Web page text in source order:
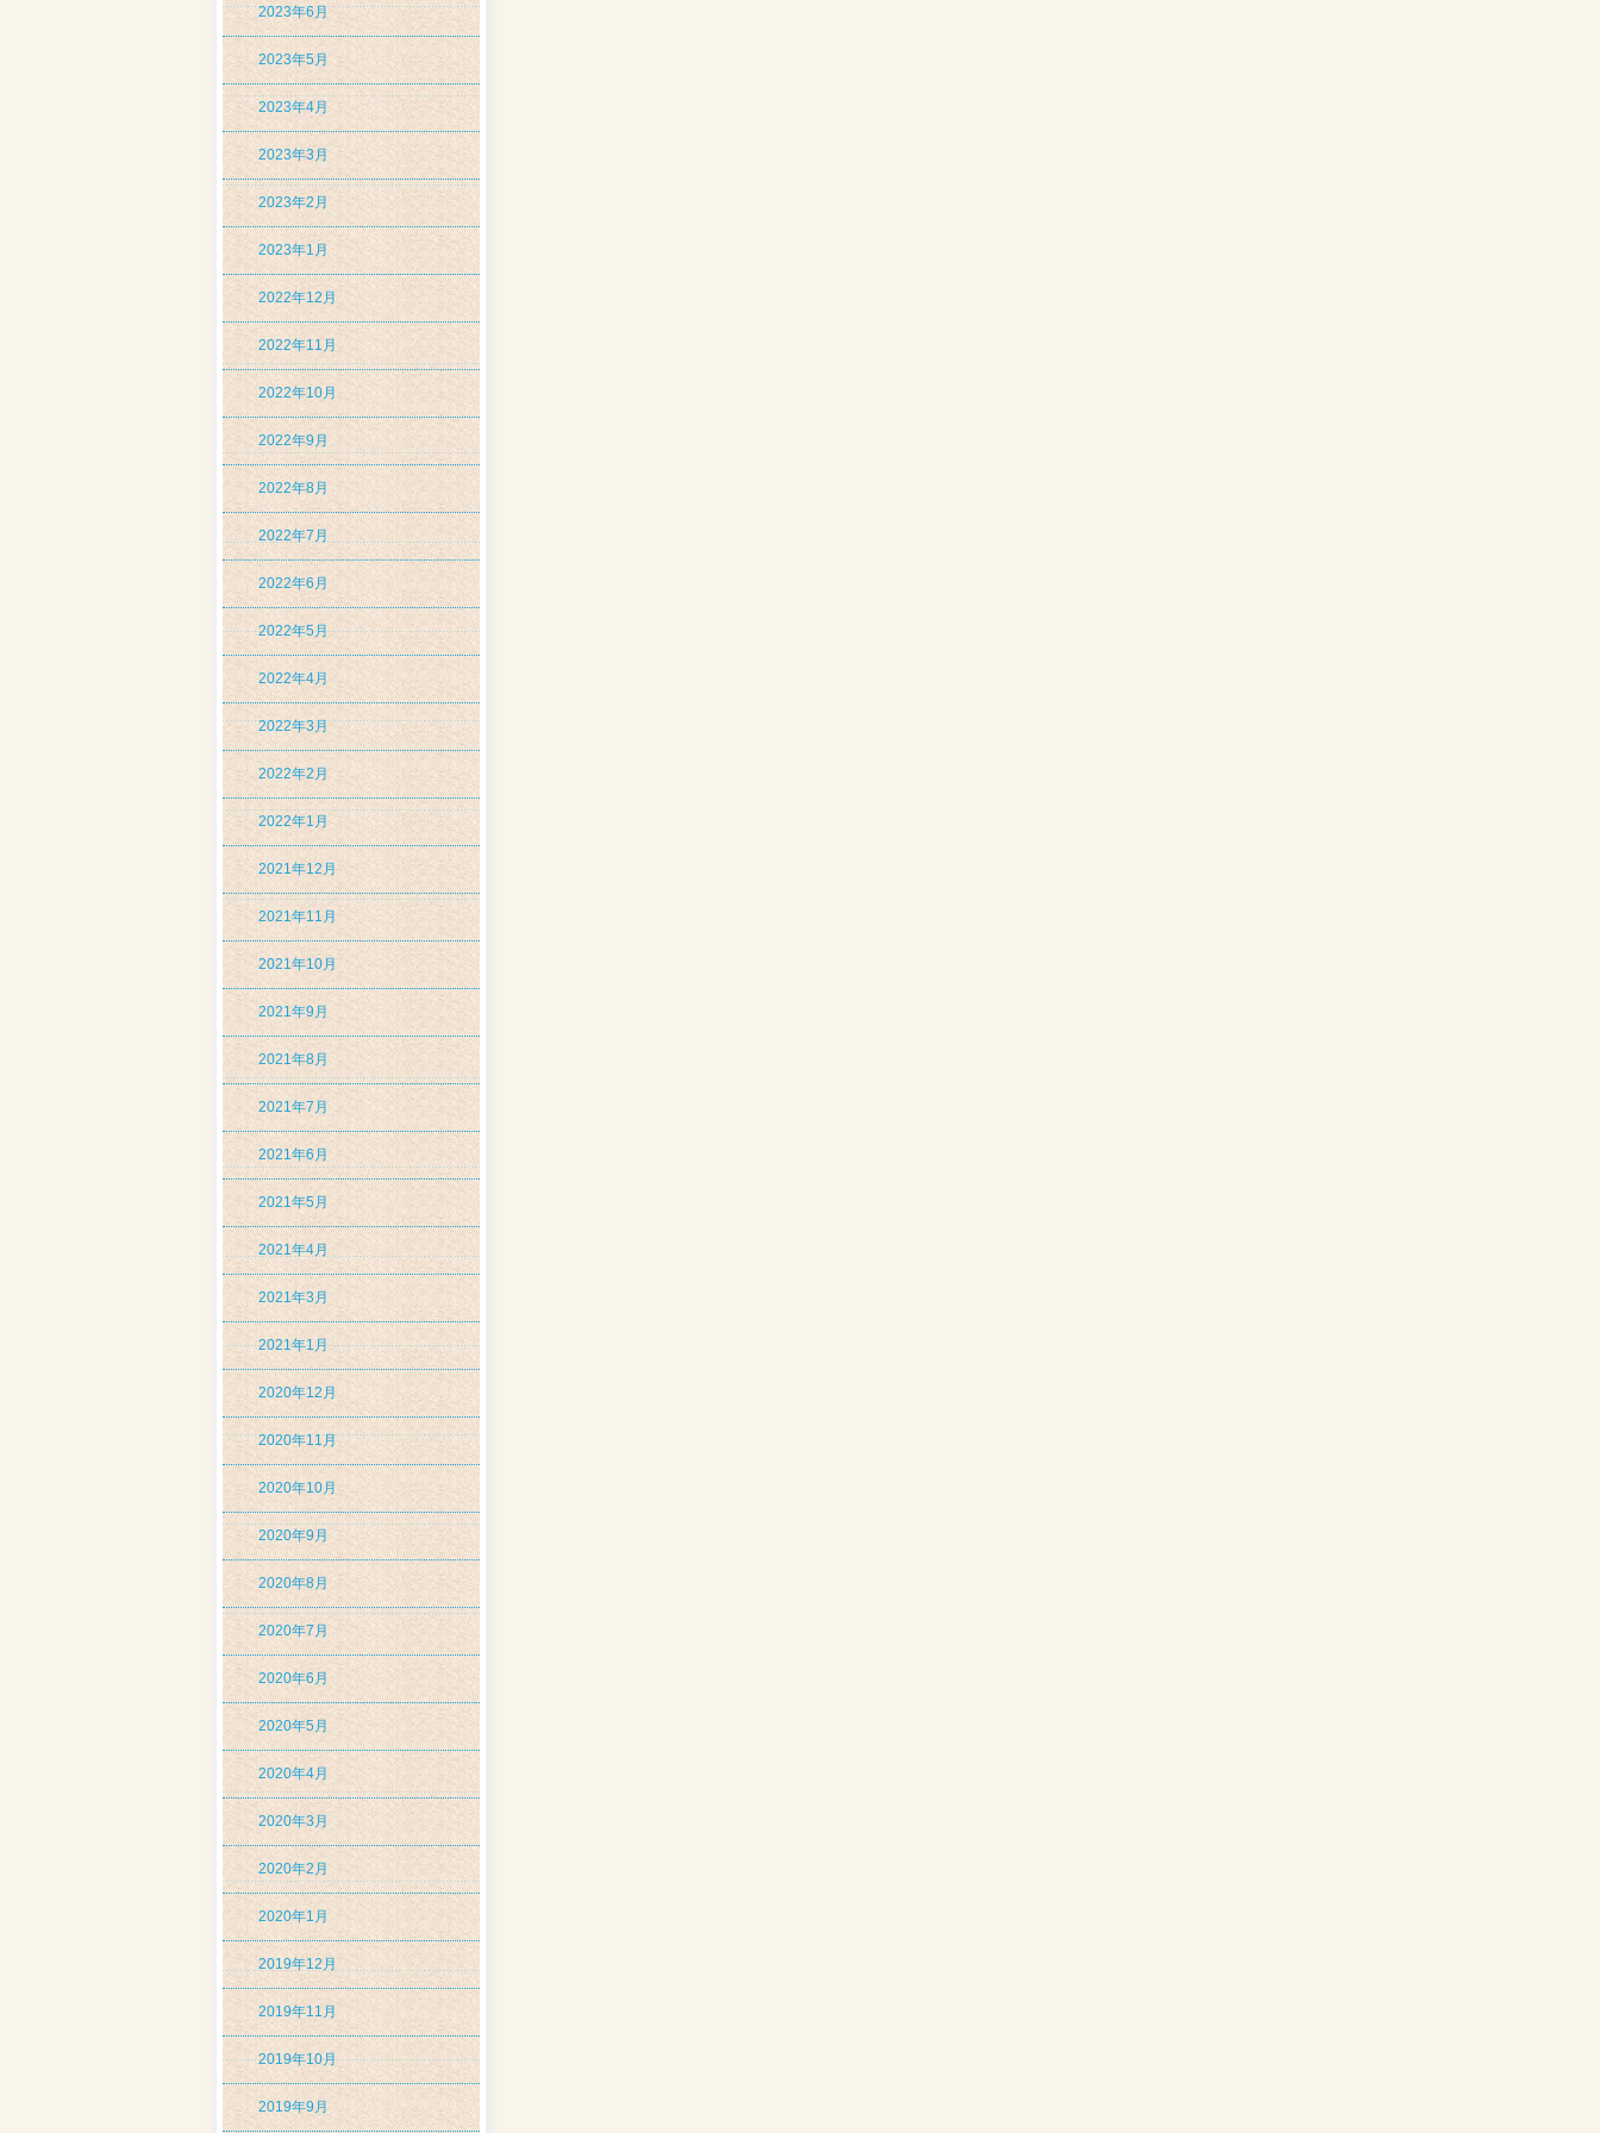
2023年6月
2023年5月
2023年4月
2023年3月
2023年2月
2023年1月
2022年12月
2022年11月
2022年10月
2022年9月
2022年8月
2022年7月
2022年6月
2022年5月
2022年4月
2022年3月
2022年2月
2022年1月
2021年12月
2021年11月
2021年10月
2021年9月
2021年8月
2021年7月
2021年6月
2021年5月
2021年4月
2021年3月
2021年1月
2020年12月
2020年11月
2020年10月
2020年9月
2020年8月
2020年7月
2020年6月
2020年5月
2020年4月
2020年3月
2020年2月
2020年1月
2019年12月
2019年11月
2019年10月
2019年9月